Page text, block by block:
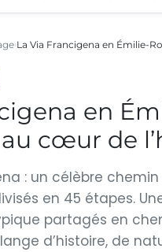
La Via Francigena en Émilie-
en
cœur de
: un célèbre
en 45 étapes.
partagés en
d’histoire, de